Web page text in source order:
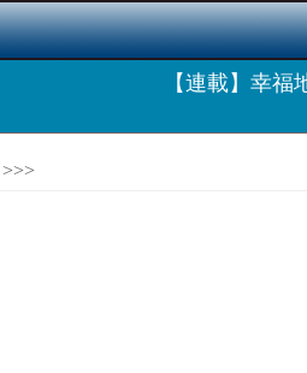
【連載】幸福
>>>